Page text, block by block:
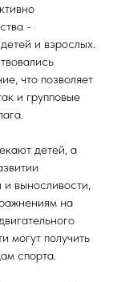
-
и взрослых.
что позволяет
и групповые
детей, а
и выносливости,
на
могут получить
спорта.